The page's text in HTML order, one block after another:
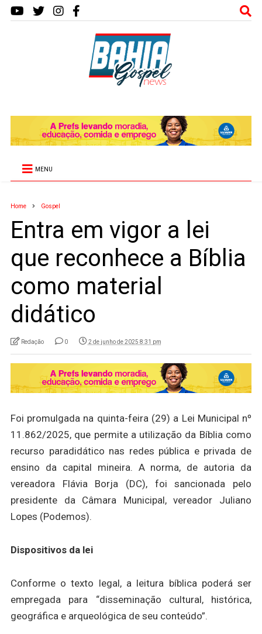
MENU
Home Gospel
Entra em vigor a lei
que reconhece a Bíblia
como material
didático
Redação 0 2 de junho de 2025 8:31 pm
Foi promulgada na quinta-feira (29) a Lei Municipal nº
11.862/2025, que permite a utilização da Bíblia como
recurso paradidático nas redes pública e privada de
ensino da capital mineira. A norma, de autoria da
vereadora Flávia Borja (DC), foi sancionada pelo
presidente da Câmara Municipal, vereador Juliano
Lopes (Podemos).
Dispositivos da lei
Conforme o texto legal, a leitura bíblica poderá ser
empregada para “disseminação cultural, histórica,
geográfica e arqueológica de seu conteúdo”.